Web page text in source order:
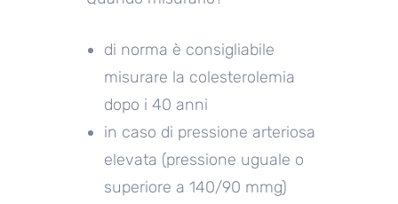
di norma è consigliabile
misurare la colesterolemia
dopo i 40 anni
in caso di pressione arteriosa
elevata (pressione uguale o
superiore a 140/90 mmg)